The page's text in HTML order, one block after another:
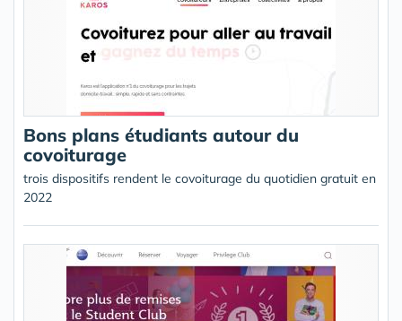
Bons plans étudiants autour du
covoiturage
trois dispositifs rendent le covoiturage du quotidien gratuit en
2022